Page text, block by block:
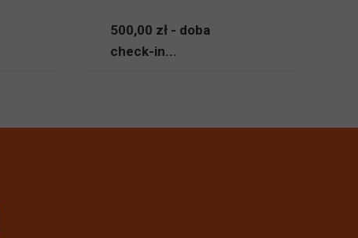
500,00 zł - doba
check-in...